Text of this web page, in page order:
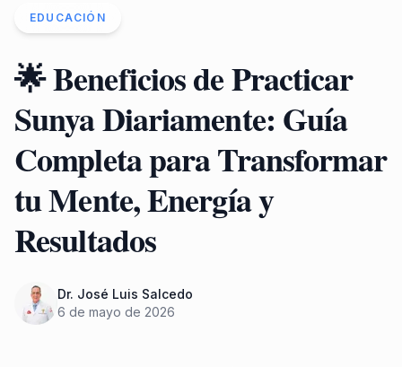
EDUCACIÓN
🌟 Beneficios de Practicar
Sunya Diariamente: Guía
Completa para Transformar
tu Mente, Energía y
Resultados
Dr. José Luis Salcedo
6 de mayo de 2026